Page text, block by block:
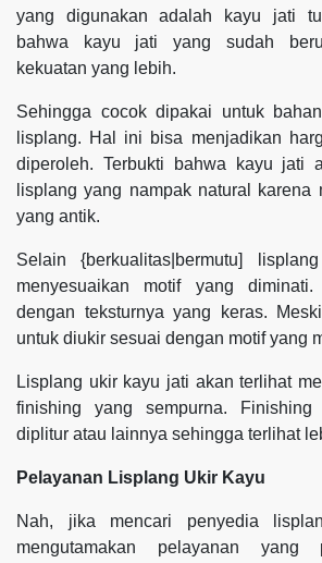
yang digunakan adalah kayu jati
bahwa kayu jati yang sudah
kekuatan yang lebih.
Sehingga cocok dipakai untuk
lisplang. Hal ini bisa menjadikan
diperoleh. Terbukti bahwa kayu jati
lisplang yang nampak natural karena
yang antik.
Selain {berkualitas|bermutu]
menyesuaikan motif yang
dengan teksturnya yang keras.
untuk diukir sesuai dengan motif yang
Lisplang ukir kayu jati akan terlihat
finishing yang sempurna. Finishing
diplitur atau lainnya sehingga terlihat
Pelayanan Lisplang Ukir Kayu
Nah, jika mencari penyedia
mengutamakan pelayanan yang